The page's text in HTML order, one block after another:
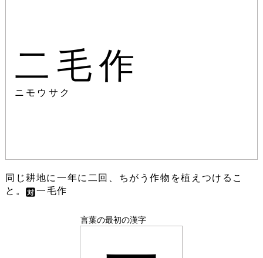
二毛作
ニモウサク
同じ耕地に一年に二回、ちがう作物を植えつけるこ
と。
一毛作
言葉の最初の漢字